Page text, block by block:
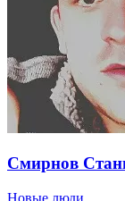
Смирнов
Новые люди